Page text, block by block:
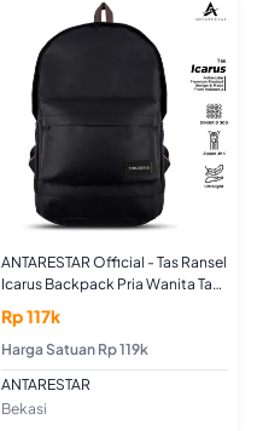
ANTARESTAR Official - Tas Ransel
Icarus Backpack Pria Wanita Tas
Laptop Punggung
Rp 117k
Harga Satuan Rp 119k
ANTARESTAR
Bekasi